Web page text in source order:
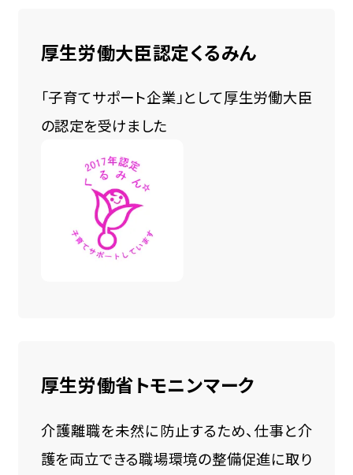
厚生労働大臣認定くるみん
「子育てサポート企業」として厚生労働大臣
の認定を受けました
厚生労働省トモニンマーク
介護離職を未然に防止するため、仕事と介
護を両立できる職場環境の整備促進に取り